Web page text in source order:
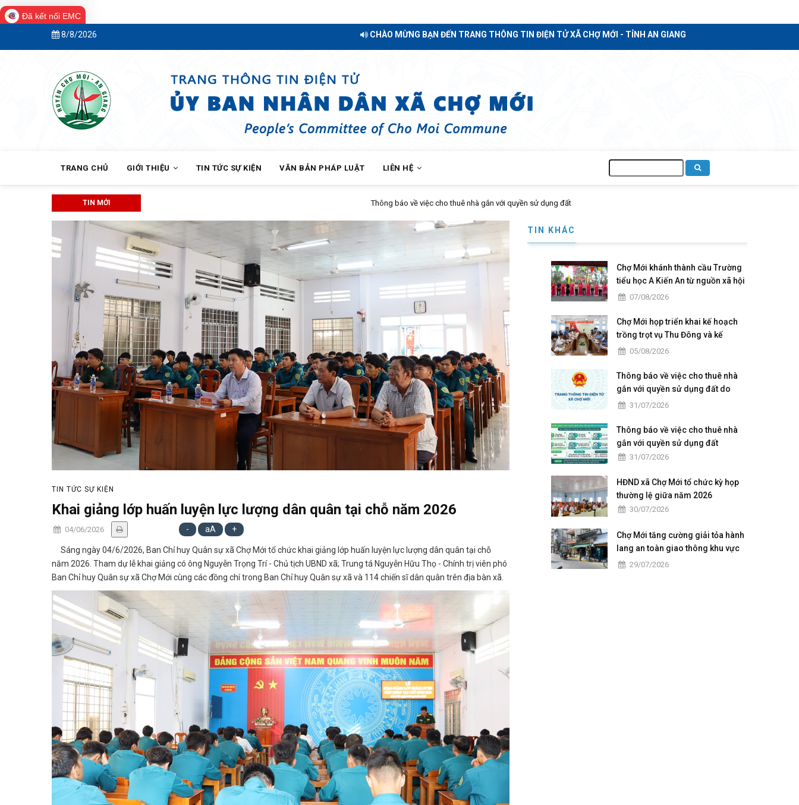
Đã kết nối EMC
8/8/2026 CHÀO MỪNG BẠN ĐẾN TRANG THÔNG TIN ĐIỆN TỬ XÃ CHỢ MỚI - TỈNH AN GIANG
NAVIGATION
TRANG CHỦ GIỚI THIỆU TIN TỨC SỰ KIỆN VĂN BẢN PHÁP LUẬT LIÊN HỆ
kiếm
TIN MỚI
TIN TỨC SỰ KIỆN
Khai giảng lớp huấn luyện lực lượng dân quân tại chỗ năm 2026
04/06/2026 - aA +
Sáng ngày 04/6/2026, Ban Chỉ huy Quân sự xã Chợ Mới tổ chức khai giảng lớp huấn luyện lực lượng dân quân tại chỗ
năm 2026. Tham dự lễ khai giảng có ông Nguyễn Trọng Trí - Chủ tịch UBND xã; Trung tá Nguyễn Hữu Thọ - Chính trị viên phó
Ban Chỉ huy Quân sự xã Chợ Mới cùng các đồng chí trong Ban Chỉ huy Quân sự xã và 114 chiến sĩ dân quân trên địa bàn xã.
TIN KHÁC
Chợ Mới khánh thành cầu Trường
tiểu học A Kiến An từ nguồn xã hội
hoá07/08/2026
Chợ Mới họp triển khai kế hoạch
trồng trọt vụ Thu Đông và kế
hoạch xả lũ
05/08/2026
Thông báo về việc cho thuê nhà
gắn với quyền sử dụng đất do
Trung tâm Dịch vụ tổng hợp xã
31/07/2026
Thông báo về việc cho thuê nhà
gắn với quyền sử dụng đất
31/07/2026
HĐND xã Chợ Mới tổ chức kỳ họp
thường lệ giữa năm 2026
30/07/2026
Chợ Mới tăng cường giải tỏa hành
lang an toàn giao thông khu vực
trung tâm
29/07/2026